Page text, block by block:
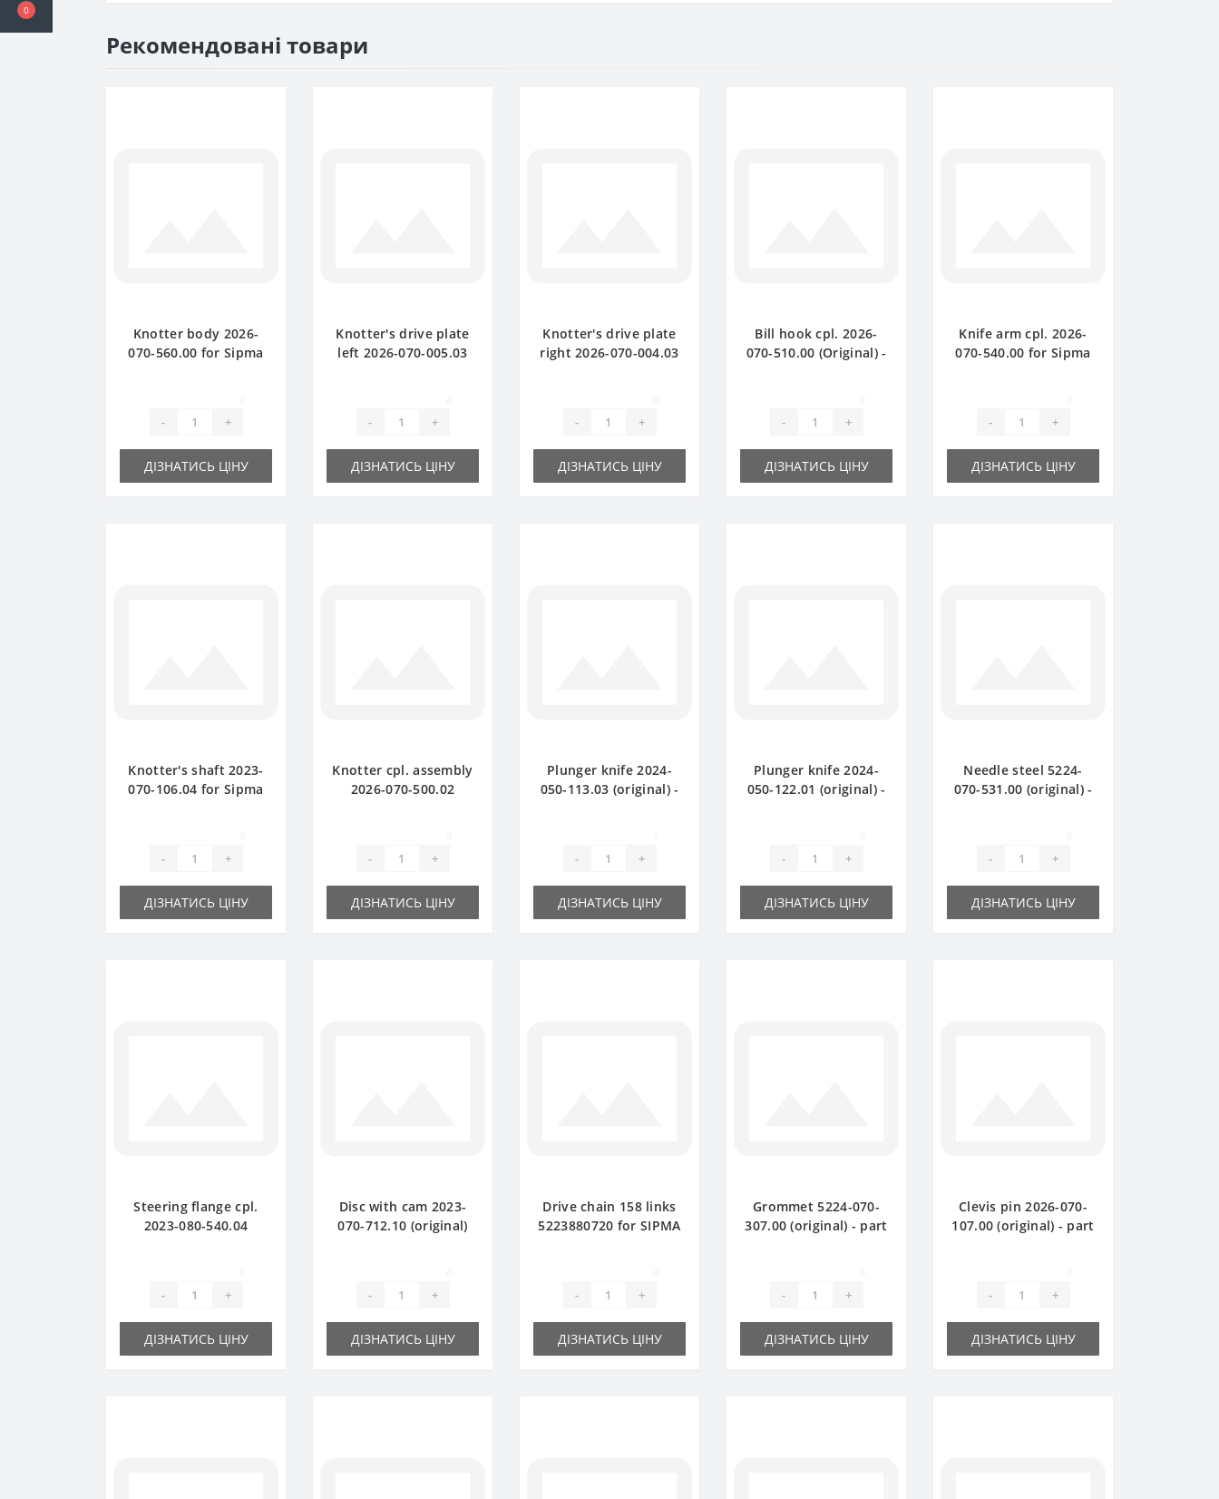
0
Рекомендовані товари
Knotter body 2026-
070-560.00 for Sipma
- +
ДІЗНАТИСЬ ЦІНУ
Knotter's drive plate
left 2026-070-005.03
- +
ДІЗНАТИСЬ ЦІНУ
Knotter's drive plate
right 2026-070-004.03
- +
ДІЗНАТИСЬ ЦІНУ
Bill hook cpl. 2026-
070-510.00 (Original) -
- +
ДІЗНАТИСЬ ЦІНУ
Knife arm cpl. 2026-
070-540.00 for Sipma
- +
ДІЗНАТИСЬ ЦІНУ
Knotter's shaft 2023-
070-106.04 for Sipma
- +
ДІЗНАТИСЬ ЦІНУ
Knotter cpl. assembly
2026-070-500.02
- +
ДІЗНАТИСЬ ЦІНУ
Plunger knife 2024-
050-113.03 (original) -
- +
ДІЗНАТИСЬ ЦІНУ
Plunger knife 2024-
050-122.01 (original) -
- +
ДІЗНАТИСЬ ЦІНУ
Needle steel 5224-
070-531.00 (original) -
- +
ДІЗНАТИСЬ ЦІНУ
Steering flange cpl.
2023-080-540.04
- +
ДІЗНАТИСЬ ЦІНУ
Disc with cam 2023-
070-712.10 (original)
- +
ДІЗНАТИСЬ ЦІНУ
Drive chain 158 links
5223880720 for SIPMA
- +
ДІЗНАТИСЬ ЦІНУ
Grommet 5224-070-
307.00 (original) - part
- +
ДІЗНАТИСЬ ЦІНУ
Clevis pin 2026-070-
107.00 (original) - part
- +
ДІЗНАТИСЬ ЦІНУ